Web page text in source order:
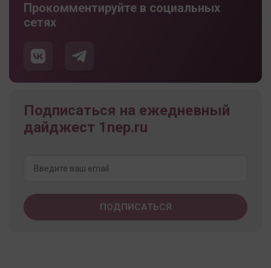
Прокомментируйте в социальных
сетях
Подписаться на ежедневный
дайджест 1nep.ru